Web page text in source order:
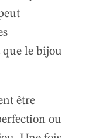
que le bijou
être
ou